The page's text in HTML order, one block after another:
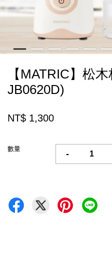
【MATRIC】松
JB0620D)
NT$ 1,300
數量
-